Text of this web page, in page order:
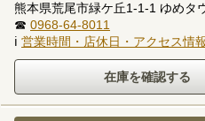
熊本県荒尾市緑ケ丘1-1-1 ゆめタ
☎ 0968-64-8011
ℹ 営業時間・店休日・アクセス情